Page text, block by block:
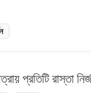
প্রতিটি রাস্তা